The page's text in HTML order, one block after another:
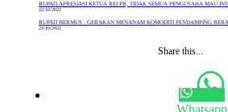
BUPATI APRESIASI KETUA REI PB, TIDAK SEMUA PENGUSAHA MAU
22/10/2022
BUPATI HERMUS : GERAKAN MENANAM KOMODITI PENDAMPING
23/10/2022
Share this...
Whatsapp